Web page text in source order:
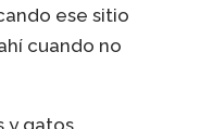
ese sitio
cuando no